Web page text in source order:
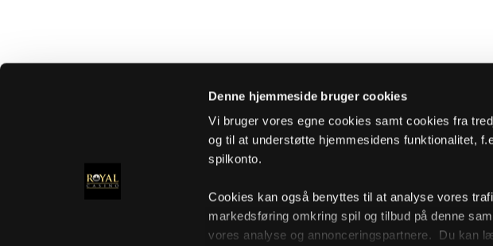
Denne hjemmeside bruger cookies
Vi bruger vores egne cookies samt cookies fra
og til at understøtte hjemmesidens funktionalitet,
spilkonto.
Cookies kan også benyttes til at analyse vores
markedsføring omkring spil og tilbud på denne
vores analyse og annonceringspartnere. Du kan